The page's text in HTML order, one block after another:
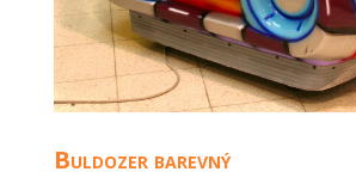
Buldozer barevný